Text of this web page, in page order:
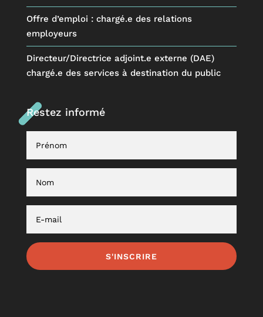
Offre d’emploi : chargé.e des relations
employeurs
Directeur/Directrice adjoint.e externe (DAE)
chargé.e des services à destination du public
Restez informé
S'INSCRIRE